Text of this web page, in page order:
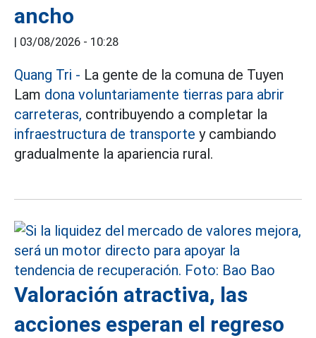
ancho
03/08/2026 - 10:28
Quang Tri - La gente de la comuna de Tuyen
Lam dona voluntariamente tierras para abrir
carreteras, contribuyendo a completar la
infraestructura de transporte y cambiando
gradualmente la apariencia rural.
Valoración atractiva, las
acciones esperan el regreso